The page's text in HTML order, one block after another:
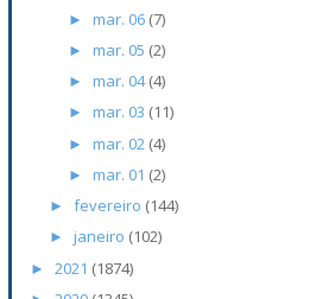
► mar. 06 (7)
► mar. 05 (2)
► mar. 04(4)
► mar. 03 (11)
► mar. 02 (4)
► mar. 01 (2)
►fevereiro (144)
► janeiro (102)
►2021 (1874)